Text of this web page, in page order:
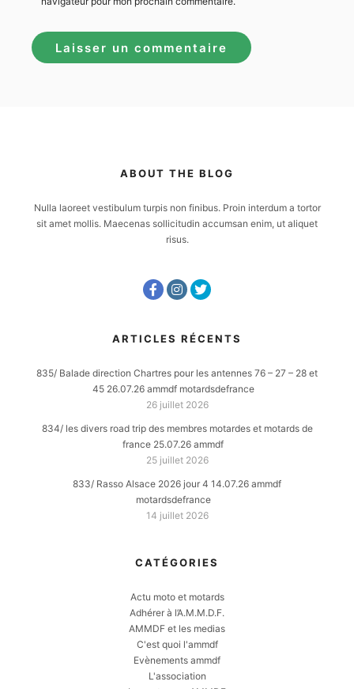
ABOUT THE BLOG
Nulla laoreet vestibulum turpis non finibus. Proin interdum a tortor
sit amet mollis. Maecenas sollicitudin accumsan enim, ut aliquet
risus.
ARTICLES RÉCENTS
835/ Balade direction Chartres pour les antennes 76 – 27 – 28 et
45 26.07.26 ammdf motardsdefrance
26 juillet 2026
834/ les divers road trip des membres motardes et motards de
france 25.07.26 ammdf
25 juillet 2026
833/ Rasso Alsace 2026 jour 4 14.07.26 ammdf
motardsdefrance
14 juillet 2026
CATÉGORIES
Actu moto et motards
Adhérer à l’A.M.M.D.F.
AMMDF et les medias
C'est quoi l'ammdf
Evènements ammdf
L'association